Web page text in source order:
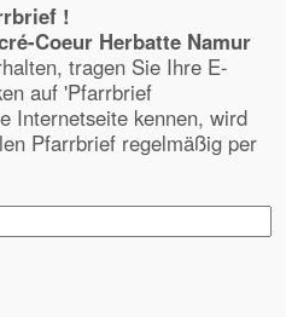
!
Coeur Herbatte Namur
tragen Sie Ihre E-
auf 'Pfarrbrief
Internetseite kennen, wird
Pfarrbrief regelmäßig per